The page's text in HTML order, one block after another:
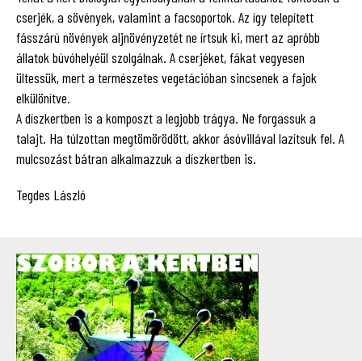
cserjék, a sövények, valamint a facsoportok. Az így telepített
fásszárú növények aljnövényzetét ne írtsuk ki, mert az apróbb
állatok búvóhelyéül szolgálnak. A cserjéket, fákat vegyesen
ültessük, mert a természetes vegetációban sincsenek a fajok
elkülönítve.
A díszkertben is a komposzt a legjobb trágya. Ne forgassuk a
talajt. Ha túlzottan megtömörödött, akkor ásóvillával lazítsuk fel. A
mulcsozást bátran alkalmazzuk a díszkertben is.
Tegdes László